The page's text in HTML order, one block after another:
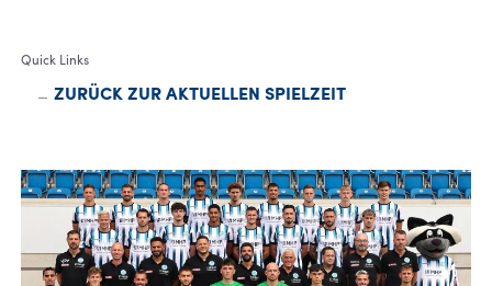
BUSINESS
FANSHOP
TICKETS
Quick Links
ZURÜCK ZUR AKTUELLEN SPIELZEIT